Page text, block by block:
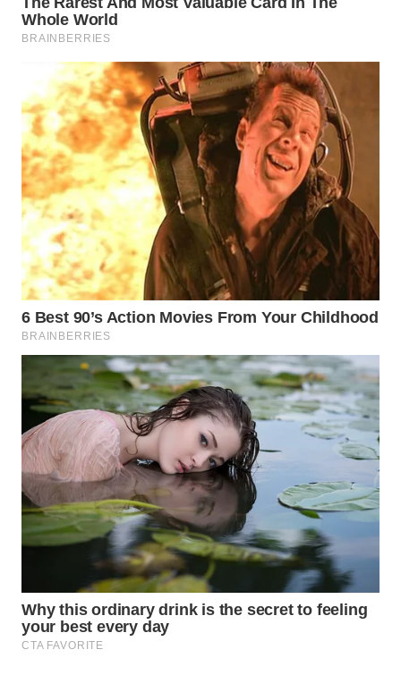
WAHANA
LISTRIK
WAHANA
TRAVEL
WAHANA
TV
WAHANANEWS
ID
WAHANANEWS
CO ID
WAHANANEWS
NET
WAHANA
SPORT
WAHANA
WAHANA
WAHANA
PERSONA